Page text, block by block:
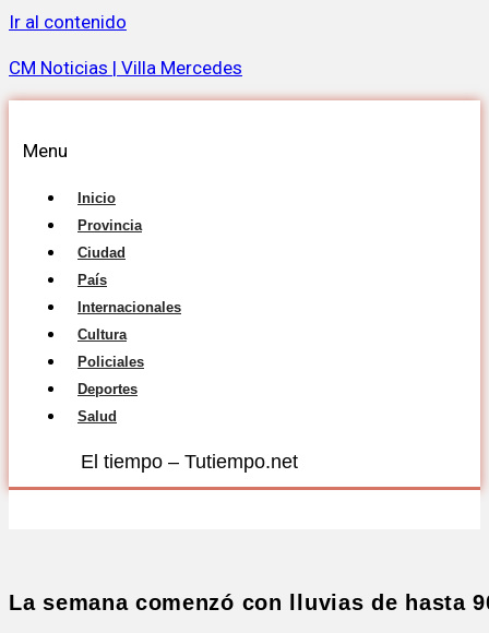
Ir al contenido
CM Noticias | Villa Mercedes
Menu
Inicio
Provincia
Ciudad
País
Internacionales
Cultura
Policiales
Deportes
Salud
El tiempo – Tutiempo.net
La semana comenzó con lluvias de hasta